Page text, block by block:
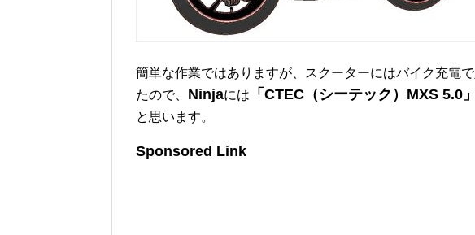
簡単な作業ではありますが、スクーターにはバイク充電
たので、 Ninjaには 「CTEC（シーテック）MXS 5.0」
と思います。
Sponsored Link